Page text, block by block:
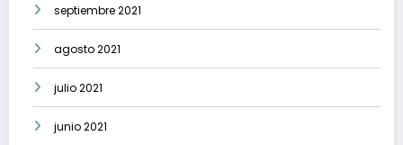
septiembre 2021
agosto 2021
julio 2021
junio 2021